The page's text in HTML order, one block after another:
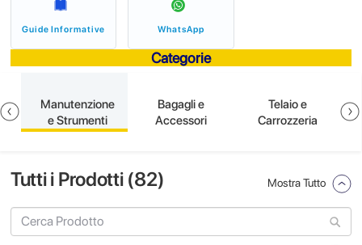
Guide Informative WhatsApp
Categorie
Manutenzione
e Strumenti
Bagagli e
Accessori
Telaio e
Carrozzeria
Tutti i Prodotti (82) Mostra Tutto